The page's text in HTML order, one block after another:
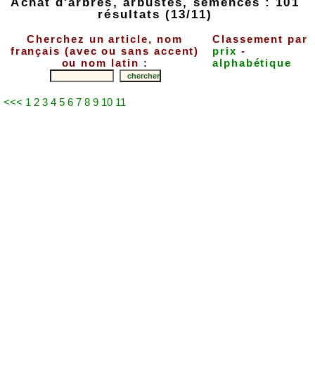
résultats (13/11)
Cherchez un article, nom
français (avec ou sans accent)
ou nom latin :
Classement par
prix -
alphabétique
<<< 1 2 3 4 5 6 7 8 9 10 11